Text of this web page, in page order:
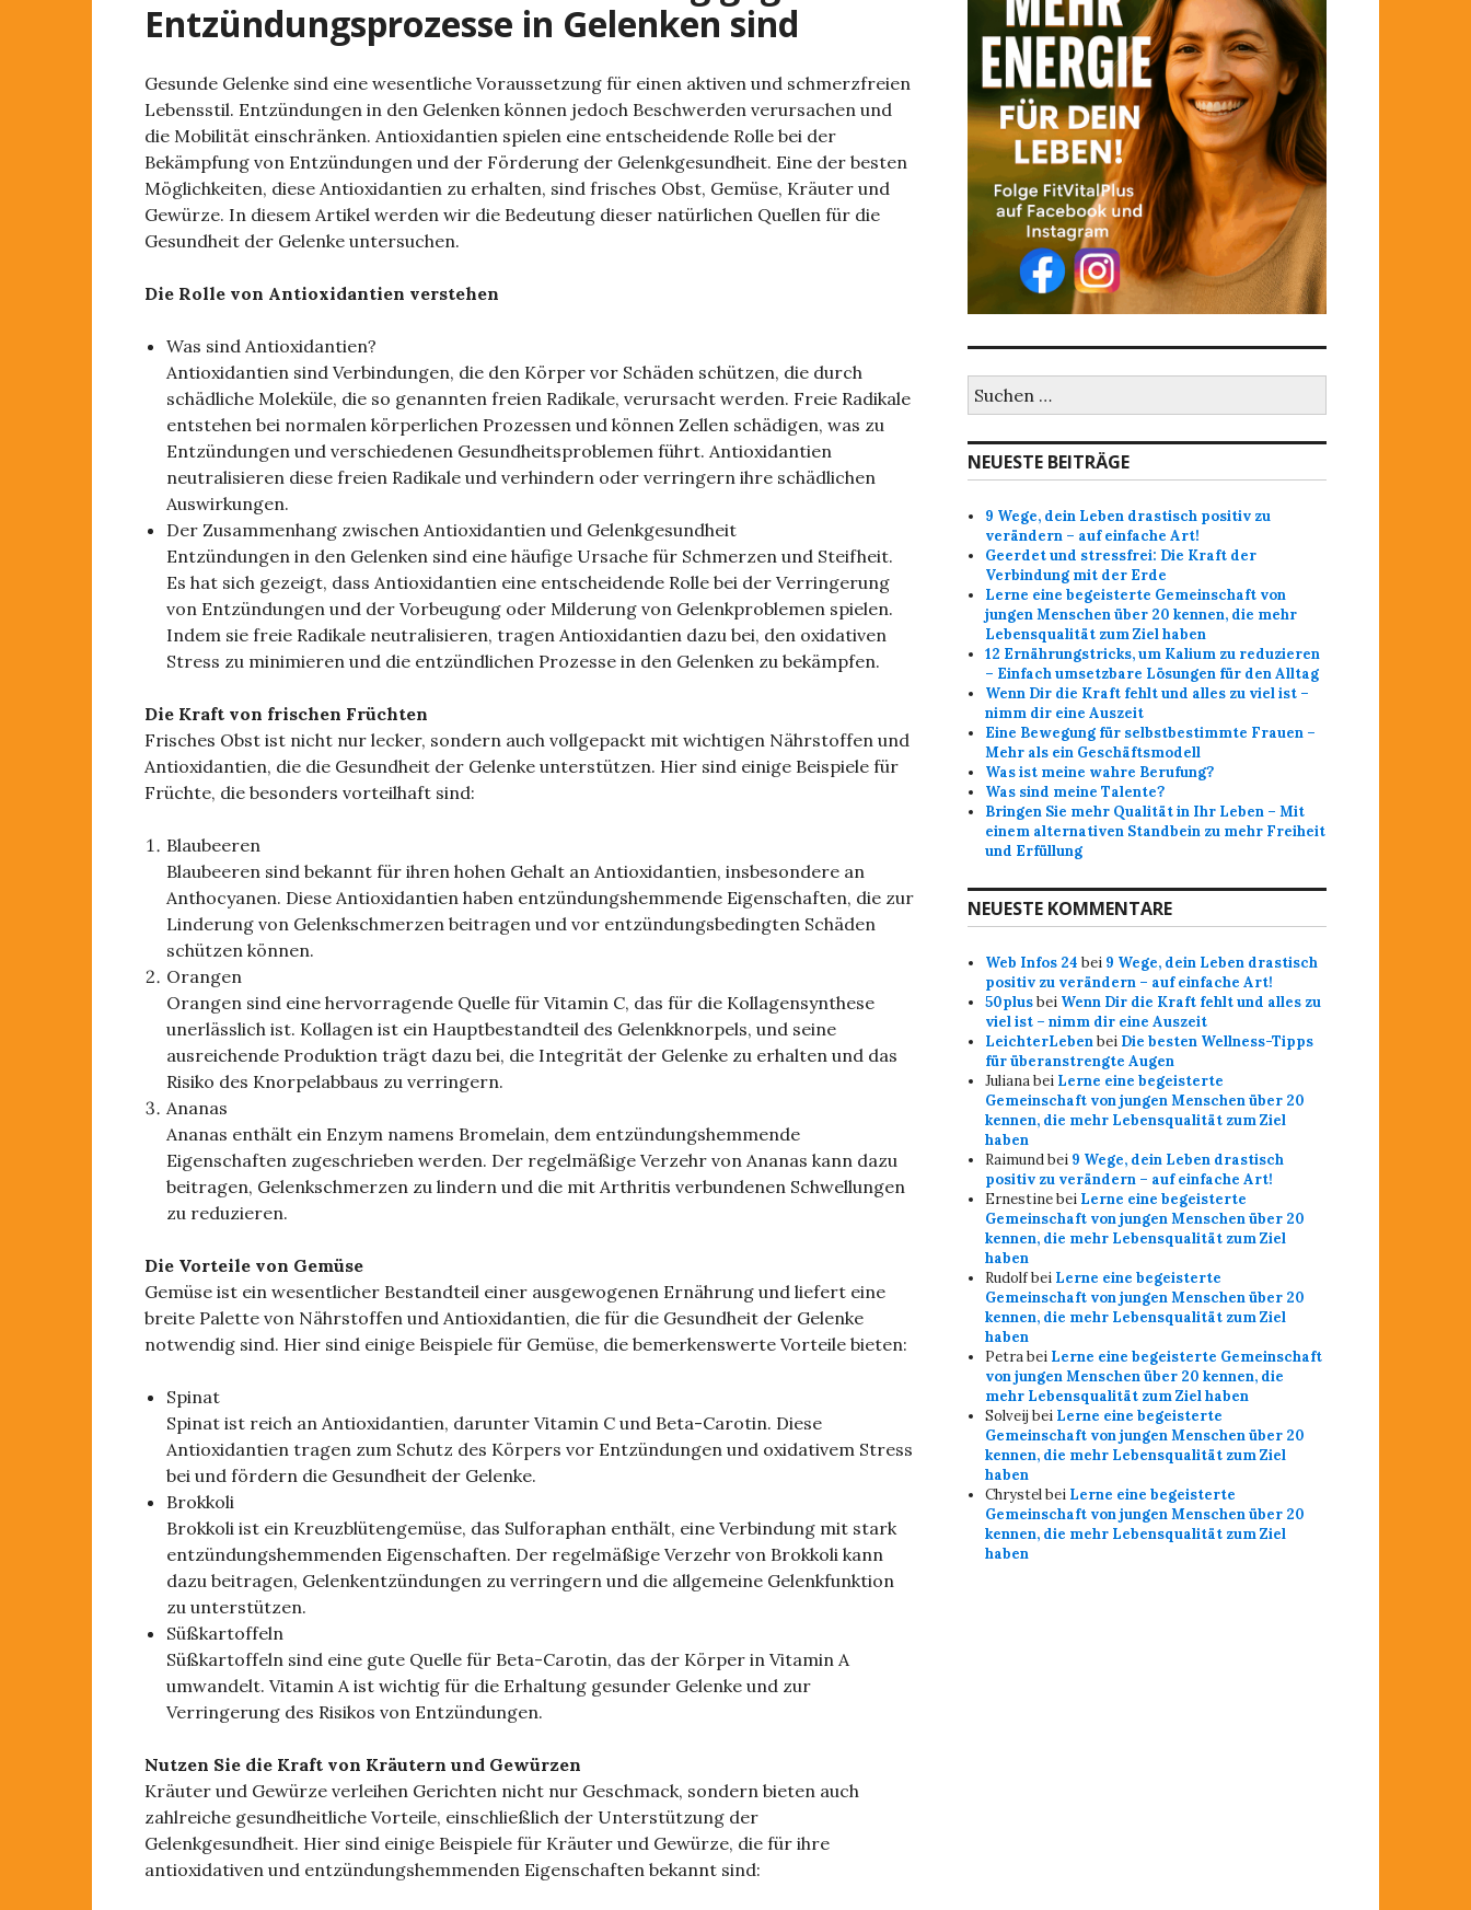
Entzündungsprozesse in Gelenken sind
Gesunde Gelenke sind eine wesentliche Voraussetzung für einen aktiven und schmerzfreien
Lebensstil. Entzündungen in den Gelenken können jedoch Beschwerden verursachen und
die Mobilität einschränken. Antioxidantien spielen eine entscheidende Rolle bei der
Bekämpfung von Entzündungen und der Förderung der Gelenkgesundheit. Eine der besten
Möglichkeiten, diese Antioxidantien zu erhalten, sind frisches Obst, Gemüse, Kräuter und
Gewürze. In diesem Artikel werden wir die Bedeutung dieser natürlichen Quellen für die
Gesundheit der Gelenke untersuchen.
Die Rolle von Antioxidantien verstehen
Was sind Antioxidantien?
Antioxidantien sind Verbindungen, die den Körper vor Schäden schützen, die durch
schädliche Moleküle, die so genannten freien Radikale, verursacht werden. Freie Radikale
entstehen bei normalen körperlichen Prozessen und können Zellen schädigen, was zu
Entzündungen und verschiedenen Gesundheitsproblemen führt. Antioxidantien
neutralisieren diese freien Radikale und verhindern oder verringern ihre schädlichen
Auswirkungen.
Der Zusammenhang zwischen Antioxidantien und Gelenkgesundheit
Entzündungen in den Gelenken sind eine häufige Ursache für Schmerzen und Steifheit.
Es hat sich gezeigt, dass Antioxidantien eine entscheidende Rolle bei der Verringerung
von Entzündungen und der Vorbeugung oder Milderung von Gelenkproblemen spielen.
Indem sie freie Radikale neutralisieren, tragen Antioxidantien dazu bei, den oxidativen
Stress zu minimieren und die entzündlichen Prozesse in den Gelenken zu bekämpfen.
Die Kraft von frischen Früchten
Frisches Obst ist nicht nur lecker, sondern auch vollgepackt mit wichtigen Nährstoffen und
Antioxidantien, die die Gesundheit der Gelenke unterstützen. Hier sind einige Beispiele für
Früchte, die besonders vorteilhaft sind:
Blaubeeren
Blaubeeren sind bekannt für ihren hohen Gehalt an Antioxidantien, insbesondere an
Anthocyanen. Diese Antioxidantien haben entzündungshemmende Eigenschaften, die zur
Linderung von Gelenkschmerzen beitragen und vor entzündungsbedingten Schäden
schützen können.
Orangen
Orangen sind eine hervorragende Quelle für Vitamin C, das für die Kollagensynthese
unerlässlich ist. Kollagen ist ein Hauptbestandteil des Gelenkknorpels, und seine
ausreichende Produktion trägt dazu bei, die Integrität der Gelenke zu erhalten und das
Risiko des Knorpelabbaus zu verringern.
Ananas
Ananas enthält ein Enzym namens Bromelain, dem entzündungshemmende
Eigenschaften zugeschrieben werden. Der regelmäßige Verzehr von Ananas kann dazu
beitragen, Gelenkschmerzen zu lindern und die mit Arthritis verbundenen Schwellungen
zu reduzieren.
Die Vorteile von Gemüse
Gemüse ist ein wesentlicher Bestandteil einer ausgewogenen Ernährung und liefert eine
breite Palette von Nährstoffen und Antioxidantien, die für die Gesundheit der Gelenke
notwendig sind. Hier sind einige Beispiele für Gemüse, die bemerkenswerte Vorteile bieten:
Spinat
Spinat ist reich an Antioxidantien, darunter Vitamin C und Beta-Carotin. Diese
Antioxidantien tragen zum Schutz des Körpers vor Entzündungen und oxidativem Stress
bei und fördern die Gesundheit der Gelenke.
Brokkoli
Brokkoli ist ein Kreuzblütengemüse, das Sulforaphan enthält, eine Verbindung mit stark
entzündungshemmenden Eigenschaften. Der regelmäßige Verzehr von Brokkoli kann
dazu beitragen, Gelenkentzündungen zu verringern und die allgemeine Gelenkfunktion
zu unterstützen.
Süßkartoffeln
Süßkartoffeln sind eine gute Quelle für Beta-Carotin, das der Körper in Vitamin A
umwandelt. Vitamin A ist wichtig für die Erhaltung gesunder Gelenke und zur
Verringerung des Risikos von Entzündungen.
Nutzen Sie die Kraft von Kräutern und Gewürzen
Kräuter und Gewürze verleihen Gerichten nicht nur Geschmack, sondern bieten auch
zahlreiche gesundheitliche Vorteile, einschließlich der Unterstützung der
Gelenkgesundheit. Hier sind einige Beispiele für Kräuter und Gewürze, die für ihre
antioxidativen und entzündungshemmenden Eigenschaften bekannt sind:
h
e
n
c
:
NEUESTE BEITRÄGE
9 Wege, dein Leben drastisch positiv zu
verändern – auf einfache Art!
Geerdet und stressfrei: Die Kraft der
Verbindung mit der Erde
Lerne eine begeisterte Gemeinschaft von
jungen Menschen über 20 kennen, die mehr
Lebensqualität zum Ziel haben
12 Ernährungstricks, um Kalium zu reduzieren
– Einfach umsetzbare Lösungen für den Alltag
Wenn Dir die Kraft fehlt und alles zu viel ist –
nimm dir eine Auszeit
Eine Bewegung für selbstbestimmte Frauen –
Mehr als ein Geschäftsmodell
Was ist meine wahre Berufung?
Was sind meine Talente?
Bringen Sie mehr Qualität in Ihr Leben – Mit
einem alternativen Standbein zu mehr Freiheit
und Erfüllung
NEUESTE KOMMENTARE
Web Infos 24 bei 9 Wege, dein Leben drastisch
positiv zu verändern – auf einfache Art!
50plusbei Wenn Dir die Kraft fehlt und alles zu
viel ist – nimm dir eine Auszeit
LeichterLebenbei Die besten Wellness-Tipps
für überanstrengte Augen
Julianabei Lerne eine begeisterte
Gemeinschaft von jungen Menschen über 20
kennen, die mehr Lebensqualität zum Ziel
haben
Raimundbei 9 Wege, dein Leben drastisch
positiv zu verändern – auf einfache Art!
Ernestinebei Lerne eine begeisterte
Gemeinschaft von jungen Menschen über 20
kennen, die mehr Lebensqualität zum Ziel
haben
Rudolfbei Lerne eine begeisterte
Gemeinschaft von jungen Menschen über 20
kennen, die mehr Lebensqualität zum Ziel
haben
Petrabei Lerne eine begeisterte Gemeinschaft
von jungen Menschen über 20 kennen, die
mehr Lebensqualität zum Ziel haben
Solveij bei Lerne eine begeisterte
Gemeinschaft von jungen Menschen über 20
kennen, die mehr Lebensqualität zum Ziel
haben
Chrystelbei Lerne eine begeisterte
Gemeinschaft von jungen Menschen über 20
kennen, die mehr Lebensqualität zum Ziel
haben